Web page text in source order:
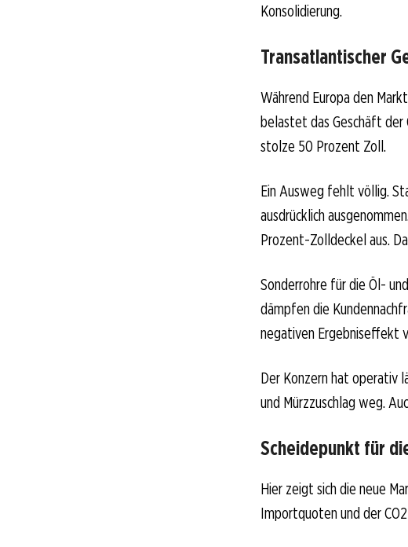
Konsolidierung.
Transatlantischer
Während Europa den
belastet das Geschäft der
stolze 50 Prozent Zoll.
Ein Ausweg fehlt völlig.
ausdrücklich
Prozent-Zolldeckel aus.
Sonderrohre für die Öl-
dämpfen die
negativen Ergebniseffekt
Der Konzern hat operativ
und Mürzzuschlag weg.
Scheidepunkt für
Hier zeigt sich die neue
Importquoten und der